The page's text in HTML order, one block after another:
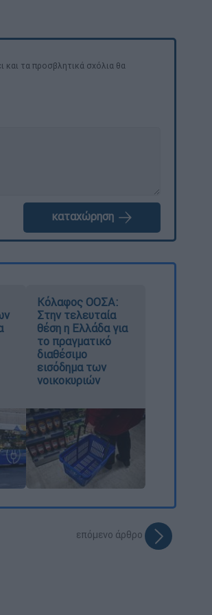
και τα προσβλητικά σχόλια θα
καταχώρηση
Κόλαφος ΟΟΣΑ:
Στην τελευταία
θέση η Ελλάδα για
το πραγματικό
διαθέσιμο
εισόδημα των
νοικοκυριών
επόμενο άρθρο